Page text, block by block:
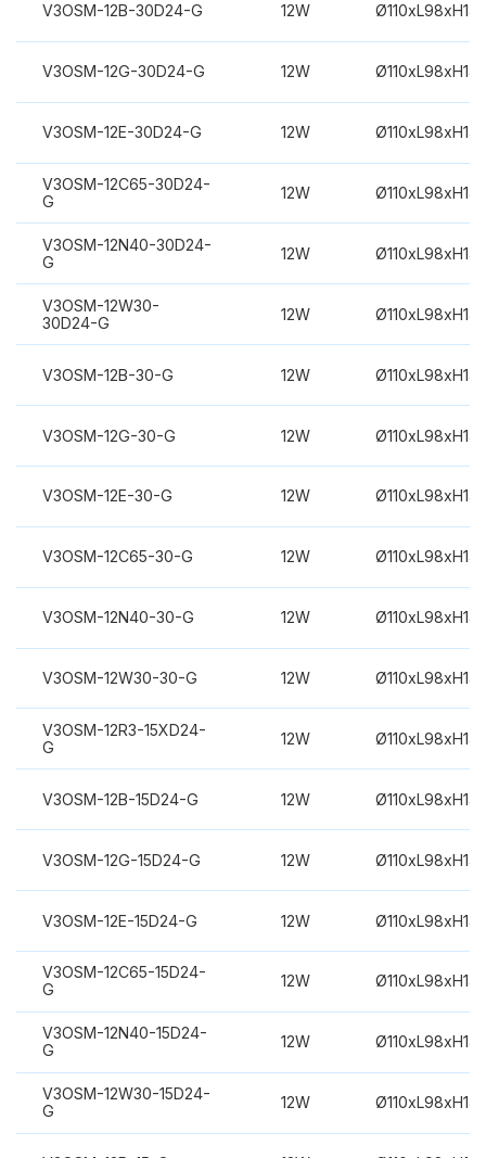
V3OSM-12B-30D24-G 12W
V3OSM-12G-30D24-G 12W
V3OSM-12E-30D24-G 12W
V3OSM-12C65-30D24-
G
12W
V3OSM-12N40-30D24-
G
12W
V3OSM-12W30-
30D24-G
12W
V3OSM-12B-30-G 12W
V3OSM-12G-30-G 12W
V3OSM-12E-30-G 12W
V3OSM-12C65-30-G 12W
V3OSM-12N40-30-G 12W
V3OSM-12W30-30-G 12W
V3OSM-12R3-15XD24-
G
12W
V3OSM-12B-15D24-G 12W
V3OSM-12G-15D24-G 12W
V3OSM-12E-15D24-G 12W
V3OSM-12C65-15D24-
G
12W
V3OSM-12N40-15D24-
G
12W
V3OSM-12W30-15D24-
G
12W